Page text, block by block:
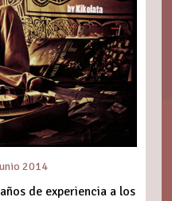
2014
de experiencia a los